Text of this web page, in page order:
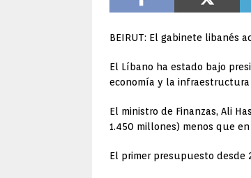
BEIRUT: El gabinete libanés
El Líbano ha estado bajo
economía y la
El ministro de Finanzas, Ali
1.450 millones) menos que
El primer presupuesto desde